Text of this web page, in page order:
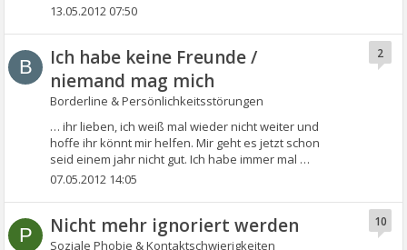
13.05.2012 07:50
B
Ich habe keine Freunde /
niemand mag mich
Borderline & Persönlichkeitsstörungen
… ihr lieben, ich weiß mal wieder nicht weiter und
hoffe ihr könnt mir helfen. Mir geht es jetzt schon
seid einem jahr nicht gut. Ich habe immer mal …
2
07.05.2012 14:05
P Nicht mehr ignoriert werden
Soziale Phobie & Kontaktschwierigkeiten
10